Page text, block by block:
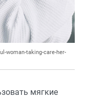
woman-taking-care-her-
мягкие